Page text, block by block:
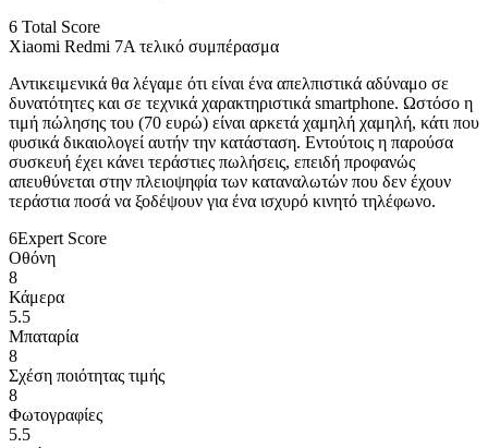
6 Total Score
Xiaomi Redmi 7A τελικό συμπέρασμα
Αντικειμενικά θα λέγαμε ότι είναι ένα απελπιστικά αδύναμο σε
δυνατότητες και σε τεχνικά χαρακτηριστικά smartphone. Ωστόσο η
τιμή πώλησης του (70 ευρώ) είναι αρκετά χαμηλή χαμηλή, κάτι που
φυσικά δικαιολογεί αυτήν την κατάσταση. Εντούτοις η παρούσα
συσκευή έχει κάνει τεράστιες πωλήσεις, επειδή προφανώς
απευθύνεται στην πλειοψηφία των καταναλωτών που δεν έχουν
τεράστια ποσά να ξοδέψουν για ένα ισχυρό κινητό τηλέφωνο.
6Expert Score
Οθόνη
8
Κάμερα
5.5
Μπαταρία
8
Σχέση ποιότητας τιμής
8
Φωτογραφίες
5.5